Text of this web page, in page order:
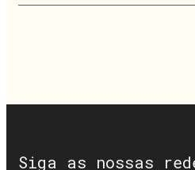
Siga as nossas